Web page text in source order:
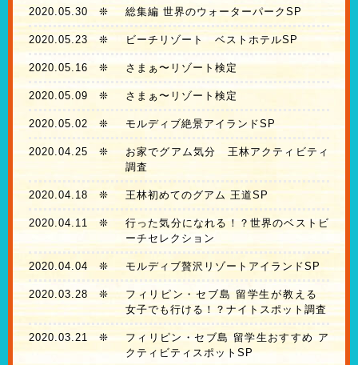
2020.05.30 ❊ 総集編 世界のウォーターパークSP
2020.05.23❊ ビーチリゾート ベストホテルSP
2020.05.16 ❊ さまぁ〜リゾート検定
2020.05.09 ❊ さまぁ〜リゾート検定
2020.05.02❊ モルディブ絶景アイランドSP
2020.04.25 ❊
お家でグアム気分 王林アクティビティ
調査
2020.04.18❊ 王林初めてのグアム 王道SP
2020.04.11❊
行った気分になれる！？世界のベストビ
ーチセレクション
2020.04.04 ❊ モルディブ贅沢リゾートアイランドSP
2020.03.28❊
フィリピン・セブ島 留学生が教える
女子でも行ける！？ナイトスポット調査
2020.03.21 ❊
フィリピン・セブ島 留学生おすすめ ア
クティビティスポットSP